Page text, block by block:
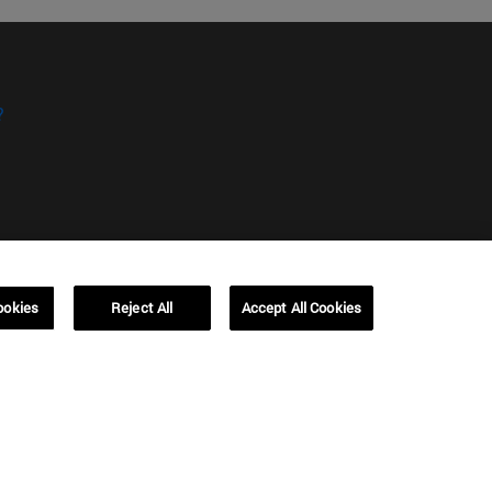
3
Campus Barcelona (IESE)
Av. Pearson, 21 08034 Barcelona
Reject All Accept All Cookies